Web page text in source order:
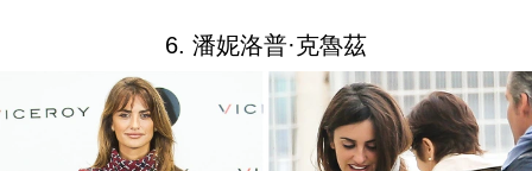
6. 潘妮洛普·克魯茲